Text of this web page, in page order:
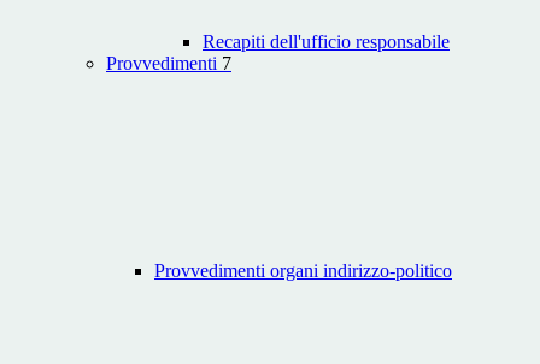
Recapiti dell'ufficio responsabile
Provvedimenti 7
Provvedimenti organi indirizzo-politico